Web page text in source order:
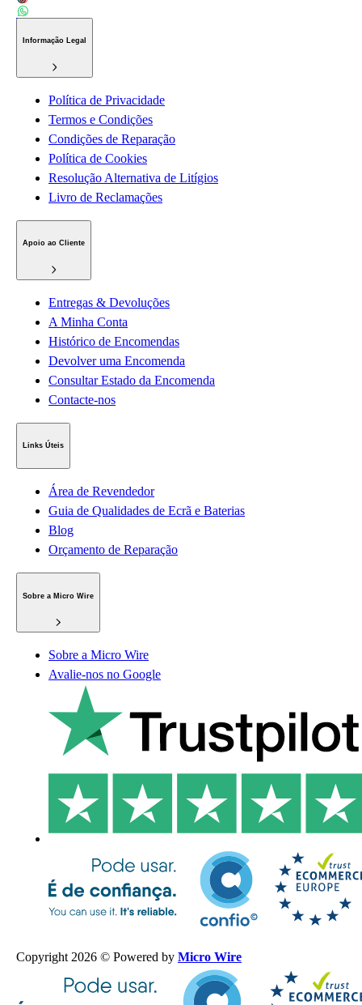
Informação Legal
Política de Privacidade
Termos e Condições
Condições de Reparação
Política de Cookies
Resolução Alternativa de Litígios
Livro de Reclamações
Apoio ao Cliente
Entregas & Devoluções
A Minha Conta
Histórico de Encomendas
Devolver uma Encomenda
Consultar Estado da Encomenda
Contacte-nos
Links Úteis
Área de Revendedor
Guia de Qualidades de Ecrã e Baterias
Blog
Orçamento de Reparação
Sobre a Micro Wire
Sobre a Micro Wire
Avalie-nos no Google
Copyright 2026 © Powered by Micro Wire